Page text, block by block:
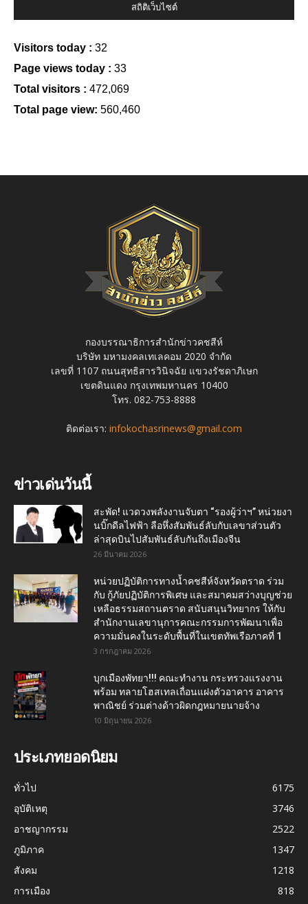
สถิติเว็บไซต์
Visitors today : 32
Page views today : 33
Total visitors : 472,069
Total page view: 560,460
กองบรรณาธิการสำนักข่าวคชสีห์
บริษัท มหามงคลเทเลคอม 2020 จำกัด
เลขที่ 1107 ถนนสุทธิสารวินิจฉัย แขวงรัชดาภิเษก
เขตดินแดง กรุงเทพมหานคร 10400
โทร. 082-753-8888
ติดต่อเรา: infokochasrinews@gmail.com
ข่าวเด่นวันนี้
สะพัด! แวดวงพลังงานจับตา “รองผู้ว่าฯ” หน่วยงา
นบิ๊กดีลไฟฟ้า ลือหึ่งสัมพันธ์ลับกับเลขาส่วนตัว
ล่าสุดบินไปสัมพันธ์ลับกันถึงเมืองจีน
26 มีนาคม 2026
หน่วยปฏิบัติการทางน้ำคชสีห์จังหวัดตราด ร่วม
กับ กู้ภัยปฏิบัติการพิเศษ และสมาคมสว่างบุญช่วย
เหลือธรรมสถานตราด สนับสนุนวิทยากร ให้กับ
สำนักงานเลขานุการคณะกรรมการพัฒนาเพื่อ
ความมั่นคงในระดับพื้นที่ในเขตทัพเรือภาคที่ 1
3 กรกฎาคม 2026
บุกเมืองพัทยา!!! คณะทำงาน กระทรวงแรงงาน
พร้อม ทลายโฮสเทลเถื่อนแฝงตัวอาคาร อาคาร
พาณิชย์ ร่วมต่างด้าวผิดกฎหมายนายจ้าง
10 มิถุนายน 2026
ประเภทยอดนิยม
ทั่วไป
6175
อุบัติเหตุ
3746
อาชญากรรม
2522
ภูมิภาค
1347
สังคม
1218
การเมือง
818